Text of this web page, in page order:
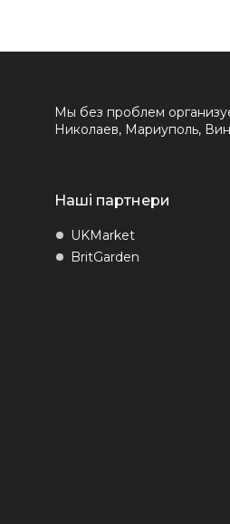
Мы без проблем
Николаев, Мариуполь,
Наші партнери
UKMarket
BritGarden